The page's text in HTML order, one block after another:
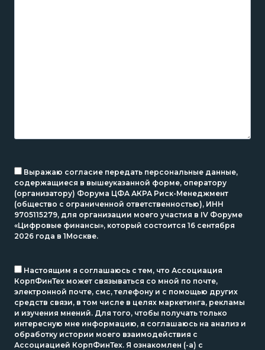
Выражаю согласие передать персональные данные,
содержащиеся в вышеуказанной форме, оператору
(организатору) Форума ЦФА АКРА Риск-Менеджмент
(общество с ограниченной ответственностью), ИНН
9705115279, для организации моего участия в IV Форуме
«Цифровые финансы», который состоится 16 сентября
2026 года в 1Москве.
Настоящим я соглашаюсь с тем, что Ассоциация
КорпФинТех может связываться со мной по почте,
электронной почте, смс, телефону и с помощью других
средств связи, в том числе в целях маркетинга, рекламы
и изучения мнений. Для того, чтобы получать только
интересную мне информацию, я соглашаюсь на анализ и
обработку истории моего взаимодействия с
Ассоциацией КорпФинТех. Я ознакомлен (-а) с